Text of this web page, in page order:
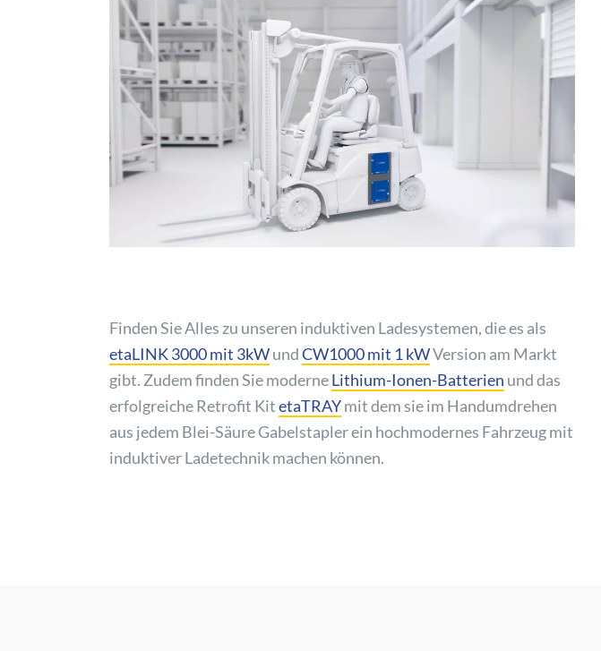
Finden Sie Alles zu unseren induktiven Ladesystemen, die es als
etaLINK 3000 mit 3kWundCW1000 mit 1 kWVersion am Markt
gibt. Zudem finden Sie moderneLithium-Ionen-Batterien und das
erfolgreiche Retrofit KitetaTRAYmit dem sie im Handumdrehen
aus jedem Blei-Säure Gabelstapler ein hochmodernes Fahrzeug mit
induktiver Ladetechnik machen können.